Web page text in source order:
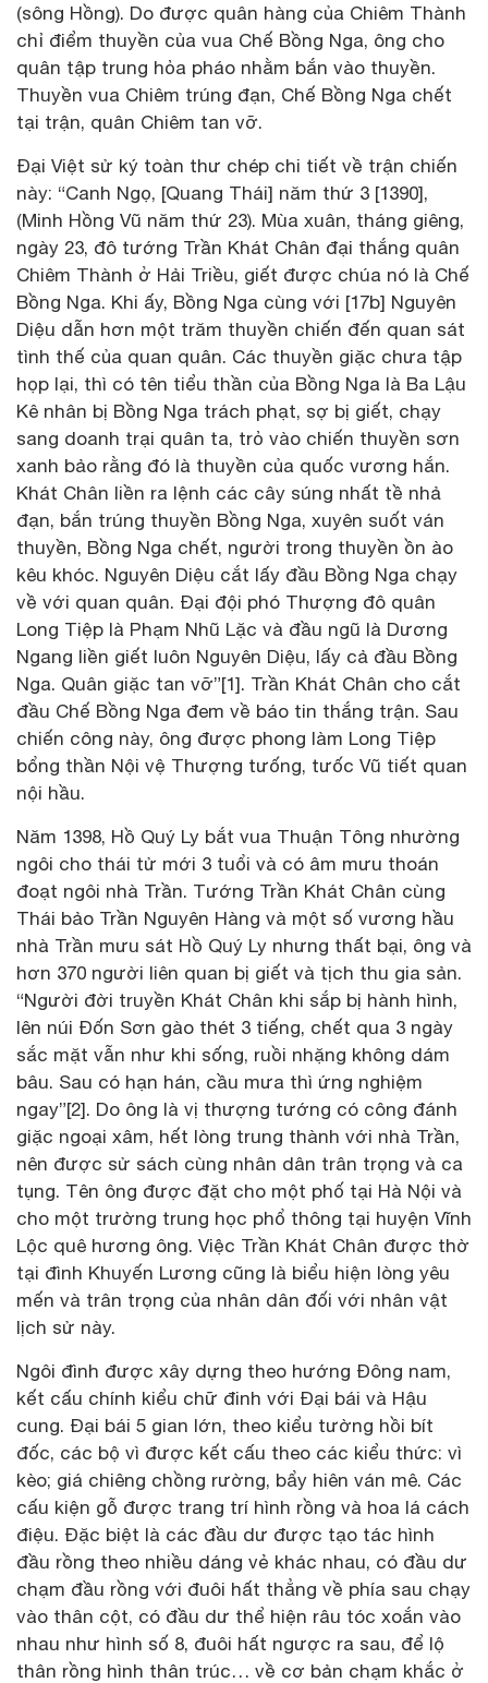
(sông Hồng). Do được quân hàng của Chiêm Thành
chỉ điểm thuyền của vua Chế Bồng Nga, ông cho
quân tập trung hỏa pháo nhằm bắn vào thuyền.
Thuyền vua Chiêm trúng đạn, Chế Bồng Nga chết
tại trận, quân Chiêm tan vỡ.
Đại Việt sử ký toàn thư chép chi tiết về trận chiến
này: “Canh Ngọ, [Quang Thái] năm thứ 3 [1390],
(Minh Hồng Vũ năm thứ 23). Mùa xuân, tháng giêng,
ngày 23, đô tướng Trần Khát Chân đại thắng quân
Chiêm Thành ở Hải Triều, giết được chúa nó là Chế
Bồng Nga. Khi ấy, Bồng Nga cùng với [17b] Nguyên
Diệu dẫn hơn một trăm thuyền chiến đến quan sát
tình thế của quan quân. Các thuyền giặc chưa tập
họp lại, thì có tên tiểu thần của Bồng Nga là Ba Lậu
Kê nhân bị Bồng Nga trách phạt, sợ bị giết, chạy
sang doanh trại quân ta, trỏ vào chiến thuyền sơn
xanh bảo rằng đó là thuyền của quốc vương hắn.
Khát Chân liền ra lệnh các cây súng nhất tề nhả
đạn, bắn trúng thuyền Bồng Nga, xuyên suốt ván
thuyền, Bồng Nga chết, người trong thuyền ồn ào
kêu khóc. Nguyên Diệu cắt lấy đầu Bồng Nga chạy
về với quan quân. Đại đội phó Thượng đô quân
Long Tiệp là Phạm Nhũ Lặc và đầu ngũ là Dương
Ngang liền giết luôn Nguyên Diệu, lấy cả đầu Bồng
Nga. Quân giặc tan vỡ”[1]. Trần Khát Chân cho cắt
đầu Chế Bồng Nga đem về báo tin thắng trận. Sau
chiến công này, ông được phong làm Long Tiệp
bổng thần Nội vệ Thượng tưống, tưốc Vũ tiết quan
nội hầu.
Năm 1398, Hồ Quý Ly bắt vua Thuận Tông nhường
ngôi cho thái tử mới 3 tuổi và có âm mưu thoán
đoạt ngôi nhà Trần. Tướng Trần Khát Chân cùng
Thái bảo Trần Nguyên Hàng và một số vương hầu
nhà Trần mưu sát Hồ Quý Ly nhưng thất bại, ông và
hơn 370 người liên quan bị giết và tịch thu gia sản.
“Người đời truyền Khát Chân khi sắp bị hành hình,
lên núi Đốn Sơn gào thét 3 tiếng, chết qua 3 ngày
sắc mặt vẫn như khi sống, ruồi nhặng không dám
bâu. Sau có hạn hán, cầu mưa thì ứng nghiệm
ngay”[2]. Do ông là vị thượng tướng có công đánh
giặc ngoại xâm, hết lòng trung thành với nhà Trần,
nên được sử sách cùng nhân dân trân trọng và ca
tụng. Tên ông được đặt cho một phố tại Hà Nội và
cho một trường trung học phổ thông tại huyện Vĩnh
Lộc quê hương ông. Việc Trần Khát Chân được thờ
tại đình Khuyến Lương cũng là biểu hiện lòng yêu
mến và trân trọng của nhân dân đối với nhân vật
lịch sử này.
Ngôi đình được xây dựng theo hướng Đông nam,
kết cấu chính kiểu chữ đinh với Đại bái và Hậu
cung. Đại bái 5 gian lớn, theo kiểu tường hồi bít
đốc, các bộ vì được kết cấu theo các kiểu thức: vì
kèo; giá chiêng chồng rường, bẩy hiên ván mê. Các
cấu kiện gỗ được trang trí hình rồng và hoa lá cách
điệu. Đặc biệt là các đầu dư được tạo tác hình
đầu rồng theo nhiều dáng vẻ khác nhau, có đầu dư
chạm đầu rồng với đuôi hất thẳng về phía sau chạy
vào thân cột, có đầu dư thể hiện râu tóc xoắn vào
nhau như hình số 8, đuôi hất ngược ra sau, để lộ
thân rồng hình thân trúc… về cơ bản chạm khắc ở